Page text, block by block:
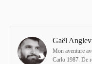
Gaël
Mon aventure
Carlo 1987. De